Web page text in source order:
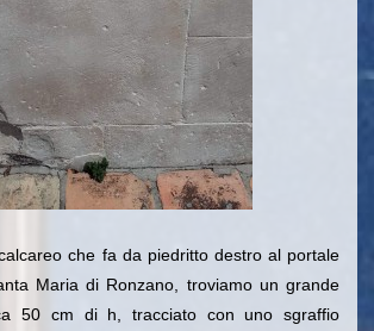
che fa da piedritto destro al portale
Maria di Ronzano, troviamo un grande
50 cm di h, tracciato con uno sgraffio